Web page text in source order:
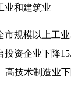
和建筑业
规模以上工业
投资企业下降
高技术制造业